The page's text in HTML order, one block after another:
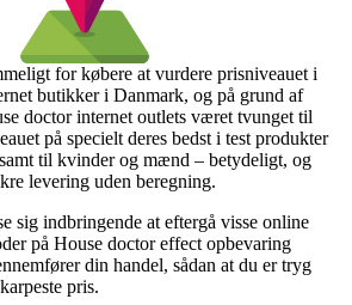
for købere at vurdere prisniveauet i
butikker i Danmark, og på grund af
doctor internet outlets været tvunget til
på specielt deres bedst i test produkter
til kvinder og mænd – betydeligt, og
levering uden beregning.
sig indbringende at eftergå visse online
på House doctor effect opbevaring
din handel, sådan at du er tryg
pris.